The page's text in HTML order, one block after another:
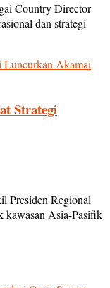
Country Director
dan strategi
Strategi
Presiden Regional
kawasan Asia-Pasifik